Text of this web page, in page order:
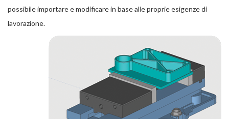
possibile importare e modificare in base alle proprie esigenze di
lavorazione.